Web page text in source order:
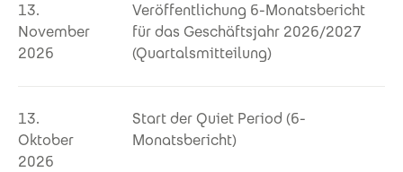
13.
November
2026
Veröffentlichung 6-Monatsbericht
für das Geschäftsjahr 2026/2027
(Quartalsmitteilung)
13.
Oktober
2026
Start der Quiet Period (6-
Monatsbericht)